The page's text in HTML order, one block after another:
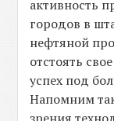
активность
городов в
нефтяной
отстоять
успех под
Напомним